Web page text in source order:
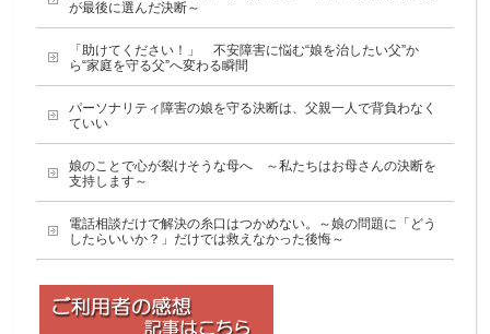
が最後に選んだ決断～
「助けてください！」 不安障害に悩む“娘を治したい父”か
ら“家庭を守る父”へ変わる瞬間
パーソナリティ障害の娘を守る決断は、父親一人で背負わなく
ていい
娘のことで心が裂けそうな母へ ～私たちはお母さんの決断を
支持します～
電話相談だけで解決の糸口はつかめない。～娘の問題に「どう
したらいいか？」だけでは救えなかった後悔～